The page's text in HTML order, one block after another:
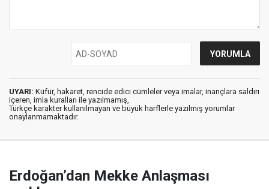
UYARI: Küfür, hakaret, rencide edici cümleler veya imalar, inançlara saldırı
içeren, imla kuralları ile yazılmamış,
Türkçe karakter kullanılmayan ve büyük harflerle yazılmış yorumlar
onaylanmamaktadır.
Erdoğan’dan Mekke Anlaşması